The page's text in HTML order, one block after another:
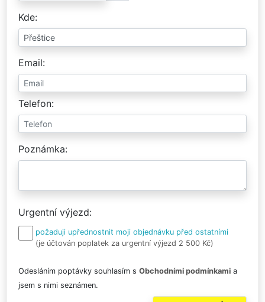
Kde
Email
Telefon
Poznámka
Urgentní výjezd
požaduji upřednostnit moji objednávku před ostatními
(je účtován poplatek za urgentní výjezd 2 500 Kč)
Odesláním poptávky souhlasím s Obchodními podmínkami a
jsem s nimi seznámen.